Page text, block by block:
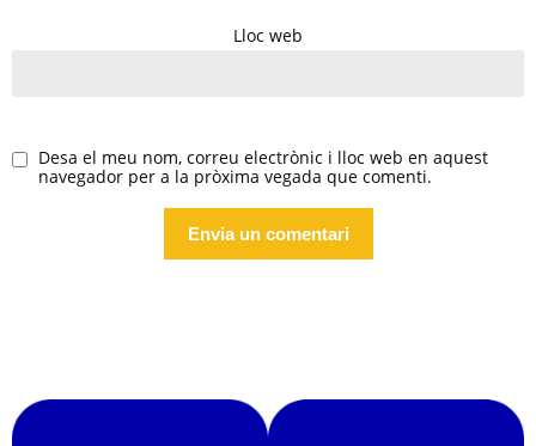
Lloc web
Desa el meu nom, correu electrònic i lloc web en aquest
navegador per a la pròxima vegada que comenti.